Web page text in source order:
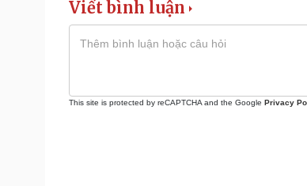
Viết bình luận
This site is protected by reCAPTCHA and the Google Privacy